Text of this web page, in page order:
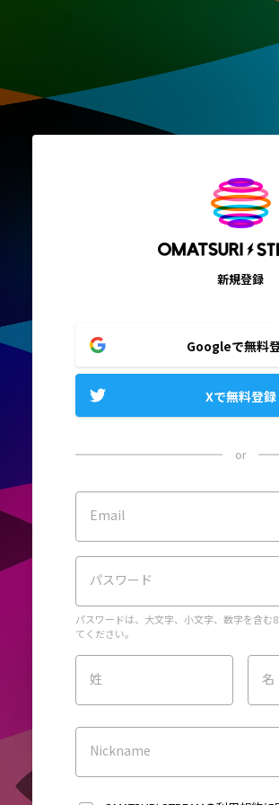
新規登録
Googleで無料
Xで無料登録
or
Email
パスワード
パスワードは、大文字、小文字、数字を含む
てください。
姓 名
Nickname